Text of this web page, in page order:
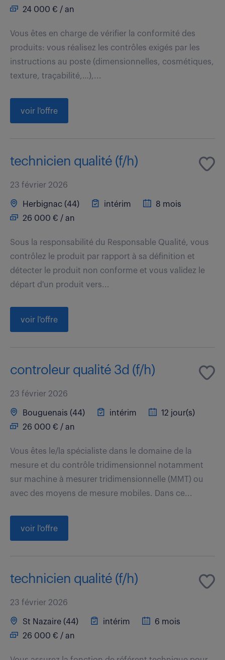
24 000 € / an
Vous êtes en charge de vérifier la conformité des
produits: vous réalisez les contrôles exigés par les
instructions au poste (dimensionnelles, cosmétiques,
texture, traçabilité,…),...
voir l'offre
technicien qualité (f/h)
23 février 2026
Herbignac (44) intérim
8 mois
26 000 € / an
Sous la responsabilité du Responsable Qualité, vous
contrôlez le produit par rapport à sa définition et
détecter le produit non conforme et vous validez le
départ d'un produit vers...
voir l'offre
controleur qualité 3d (f/h)
23 février 2026
Bouguenais (44) intérim
12 jour(s)
26 000 € / an
Vous êtes le/la spécialiste dans le domaine de la
mesure et du contrôle tridimensionnel notamment
sur machine à mesurer tridimensionnelle (MMT) ou
avec des moyens de mesure mobiles. Dans ce...
voir l'offre
technicien qualité (f/h)
23 février 2026
St Nazaire (44) intérim
6 mois
26 000 € / an